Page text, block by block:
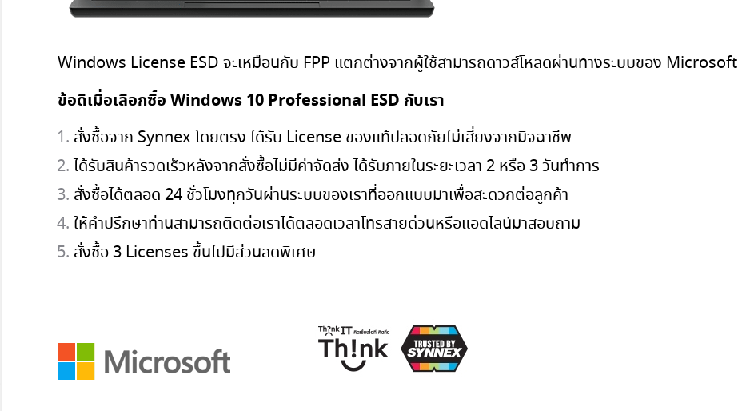
Windows License ESD จะเหมือนกับ FPP แตกต่างจากผู้ใช้สามารถดาวส์โหลดผ่านทางระบบของ Microsoft
ข้อดีเมื่อเลือกซื้อ Windows 10 Professional ESD กับเรา
สั่งซื้อจาก Synnex โดยตรง ได้รับ License ของแท้ปลอดภัยไม่เสี่ยงจากมิจฉาชีพ
ได้รับสินค้ารวดเร็วหลังจากสั่งซื้อไม่มีค่าจัดส่ง ได้รับภายในระยะเวลา 2 หรือ 3 วันทำการ
สั่งซื้อได้ตลอด 24 ชั่วโมงทุกวันผ่านระบบของเราที่ออกแบบมาเพื่อสะดวกต่อลูกค้า
ให้คำปรึกษาท่านสามารถติดต่อเราได้ตลอดเวลาโทรสายด่วนหรือแอดไลน์มาสอบถาม
สั่งซื้อ 3 Licenses ขึ้นไปมีส่วนลดพิเศษ